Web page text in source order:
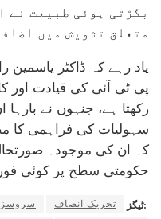
بگڑتی ہوئی طبیعت نے
متعلق تشویش میں
یاد رہے کہ ڈاکٹر
پی ٹی آئی کی قیادت اور
رکھتا ہے، جنہوں نے
سہولیات کی فراہمی کا
کہ ان کی موجودہ
حکومتی سطح پر کوئی فوری
ٹیگز: تحریک انصاف سروسز